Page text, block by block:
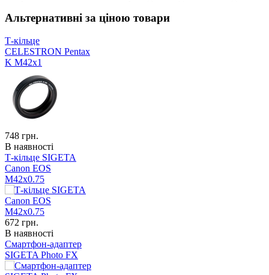
Альтернативні за ціною товари
Т-кільце
CELESTRON Pentax
K М42x1
748 грн.
В наявності
Т-кільце SIGETA
Canon EOS
M42x0.75
672 грн.
В наявності
Смартфон-адаптер
SIGETA Photo FX